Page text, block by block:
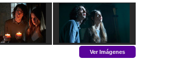
Ver Imágenes